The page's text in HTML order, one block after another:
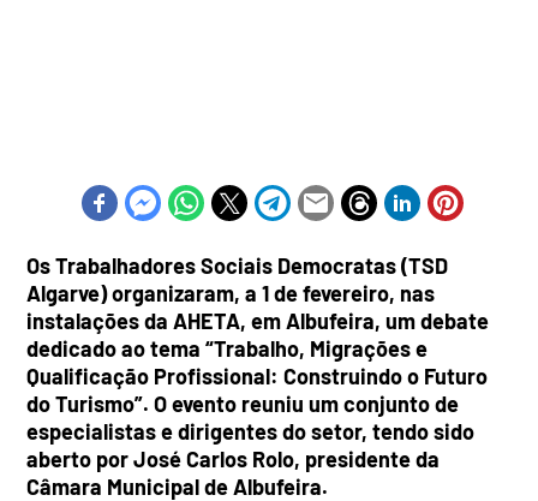
Os Trabalhadores Sociais Democratas (TSD
Algarve) organizaram, a 1 de fevereiro, nas
instalações da AHETA, em Albufeira, um debate
dedicado ao tema “Trabalho, Migrações e
Qualificação Profissional: Construindo o Futuro
do Turismo”. O evento reuniu um conjunto de
especialistas e dirigentes do setor, tendo sido
aberto por José Carlos Rolo, presidente da
Câmara Municipal de Albufeira.